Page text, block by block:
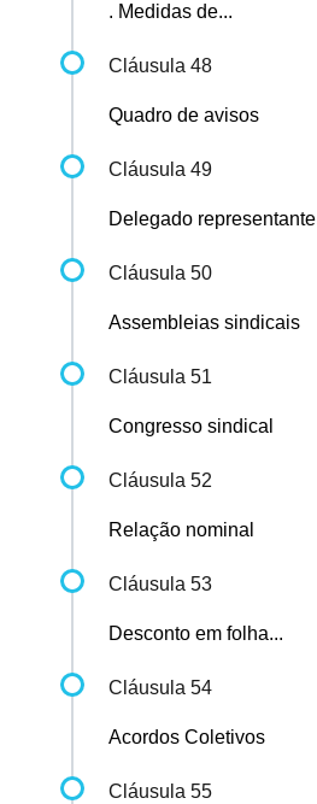
. Medidas de...
Cláusula 48
Quadro de avisos
Cláusula 49
Delegado representante
Cláusula 50
Assembleias sindicais
Cláusula 51
Congresso sindical
Cláusula 52
Relação nominal
Cláusula 53
Desconto em folha...
Cláusula 54
Acordos Coletivos
Cláusula 55